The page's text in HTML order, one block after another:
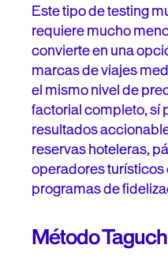
Este tipo de testing
requiere mucho
convierte en una
marcas de viajes
el mismo nivel de
factorial completo, sí
resultados
reservas hoteleras,
operadores turísticos
programas de
Método